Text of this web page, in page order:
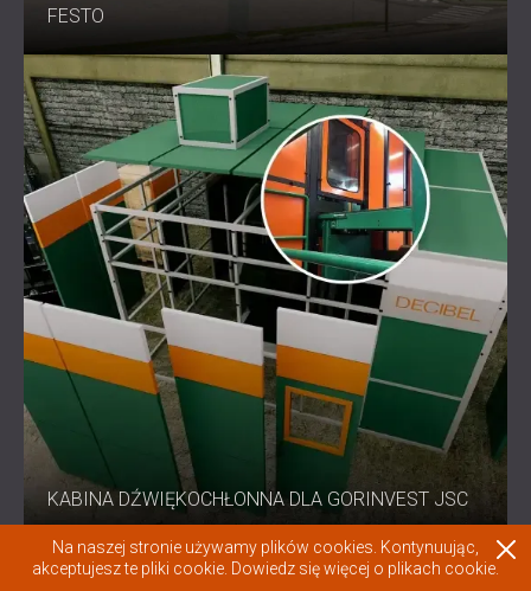
FESTO
KABINA DŹWIĘKOCHŁONNA DLA GORINVEST JSC
Na naszej stronie używamy plików cookies. Kontynuując,
akceptujesz te pliki cookie. Dowiedz się więcej o plikach cookie.